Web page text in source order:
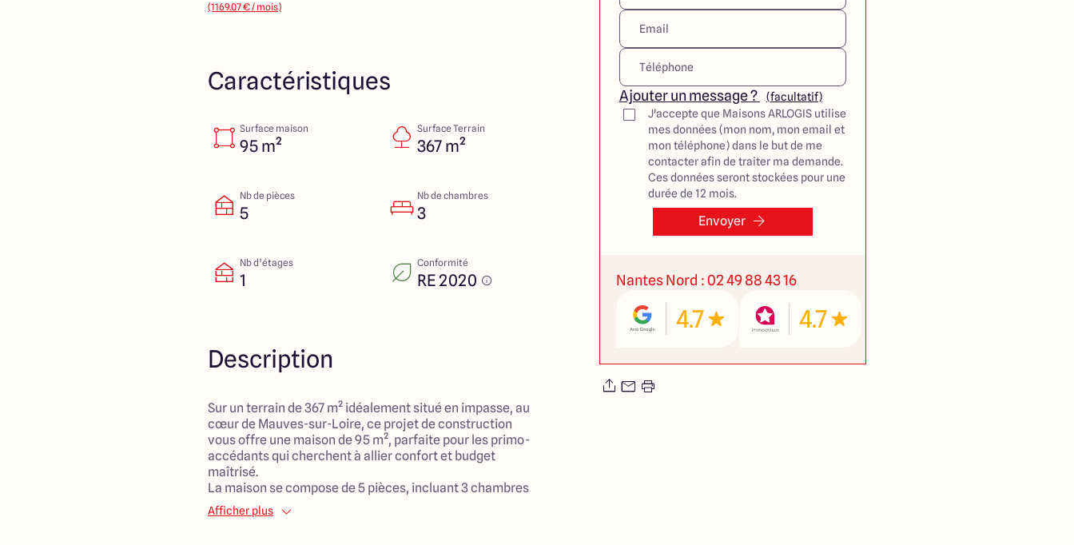
(1169.07 € / mois)
Caractéristiques
Surface maison
95 m²
Surface Terrain
367 m²
Nb de pièces
5
Nb de chambres
3
Nb d’étages
1
Conformité
RE 2020
Description
Sur un terrain de 367 m² idéalement situé en impasse, au
cœur de Mauves-sur-Loire, ce projet de construction
vous offre une maison de 95 m², parfaite pour les primo-
accédants qui cherchent à allier confort et budget
maîtrisé.
La maison se compose de 5 pièces, incluant 3 chambres
spacieuses, et un salon lumineux de 40 m² qui sera le
lieu idéal pour partager des moments en famille ou entre
Afficher plus
Ajouter un message ?
(facultatif)
J'accepte que Maisons ARLOGIS utilise
mes données (mon nom, mon email et
mon téléphone) dans le but de me
contacter afin de traiter ma demande.
Ces données seront stockées pour une
durée de 12 mois.
Envoyer
Nantes Nord : 02 49 88 43 16
4.7 4.7